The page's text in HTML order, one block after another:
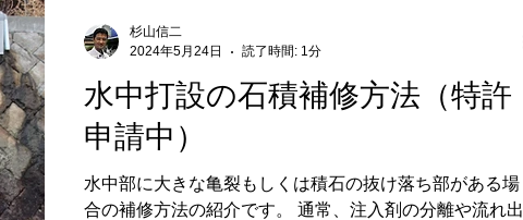
水中打設の石積補修方法（特許
申請中）
水中部に大きな亀裂もしくは積石の抜け落ち部がある場
合の補修方法の紹介です。 通常、注入剤の分離や流れ出
杉山信二
2024年5月24日
読了時間: 1分